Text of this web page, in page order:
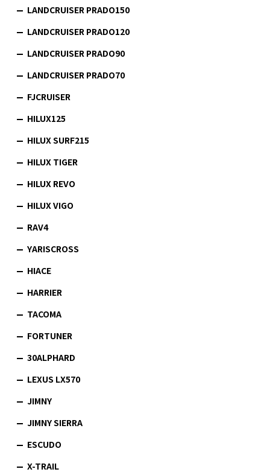
LANDCRUISER PRADO150
LANDCRUISER PRADO120
LANDCRUISER PRADO90
LANDCRUISER PRADO70
FJCRUISER
HILUX125
HILUX SURF215
HILUX TIGER
HILUX REVO
HILUX VIGO
RAV4
YARISCROSS
HIACE
HARRIER
TACOMA
FORTUNER
30ALPHARD
LEXUS LX570
JIMNY
JIMNY SIERRA
ESCUDO
X-TRAIL